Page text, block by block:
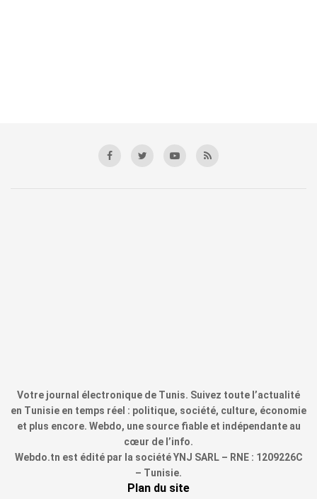
Votre journal électronique de Tunis. Suivez toute l’actualité
en Tunisie en temps réel : politique, société, culture, économie
et plus encore. Webdo, une source fiable et indépendante au
cœur de l’info.
Webdo.tn est édité par la société YNJ SARL – RNE : 1209226C
– Tunisie.
Plan du site